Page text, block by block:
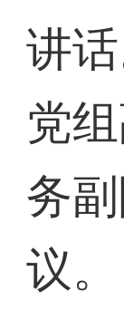
讲
党
务
议。